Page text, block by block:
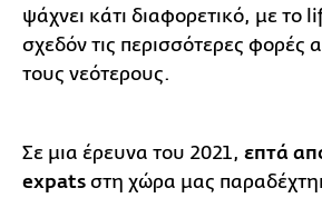
ψάχνει κάτι διαφορετικό, με το
σχεδόν τις περισσότερες φορές
τους νεότερους.
Σε μια έρευνα του 2021, επτά
expats στη χώρα μας